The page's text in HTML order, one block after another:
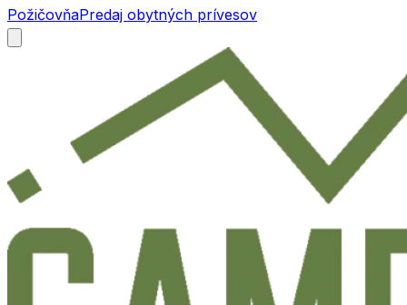
PožičovňaPredaj obytných prívesov